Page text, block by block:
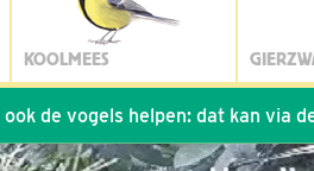
KOOLMEES
helpen: dat kan via de link!